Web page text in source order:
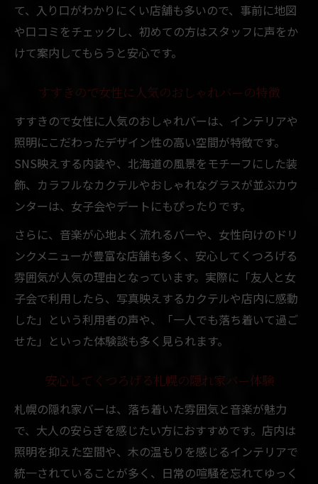
て、入り口がわかりにくい店舗も多いので、事前に地図
や口コミをチェックし、初めての方はスタッフに声をか
けて案内してもらうと安心です。
すすきので女性に人気のおしゃれバーの特徴
すすきので女性に人気のおしゃれバーは、インテリアや
照明にこだわったデザイン性の高い空間が特徴です。
SNS映えする内装や、北海道の風景をモチーフにした装
飾、カラフルなカクテルやおしゃれなグラスが並ぶカウ
ンターは、女子会やデートにもぴったりです。
さらに、音楽が心地よく流れるバーや、女性向けのドリ
ンクメニューが豊富な店舗も多く、安心してくつろげる
雰囲気が人気の理由となっています。実際に「友人と女
子会で利用したら、写真映えするカクテルや店内に感動
した」という利用者の声や、「一人でも落ち着いて過ご
せた」といった体験談も多く見られます。
安心してくつろげる札幌の隠れ家バー体験
札幌の隠れ家バーは、落ち着いた雰囲気と音楽が魅力
で、大人の安らぎを感じたい方におすすめです。店内は
照明を抑えた空間や、木の温もりを感じるインテリアで
統一されていることが多く、日常の喧騒を忘れてゆっく